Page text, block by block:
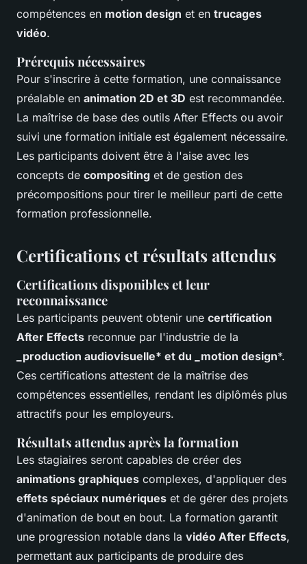
compétences en motion design et en trucages
vidéo.
Prérequis nécessaires
Pour s'inscrire à cette formation, une connaissance
préalable en animation 2D et 3D est recommandée.
La maîtrise de base des outils After Effects ou avoir
suivi une formation initiale est également nécessaire.
Les participants doivent être à l'aise avec les
concepts de compositing et de gestion des
précompositions pour tirer le meilleur parti de cette
formation professionnelle.
Certifications et résultats attendus
Certifications disponibles et leur
reconnaissance
Les participants peuvent obtenir une certification
After Effects reconnue par l'industrie de la
_production audiovisuelle* et du _motion design*.
Ces certifications attestent de la maîtrise des
compétences essentielles, rendant les diplômés plus
attractifs pour les employeurs.
Résultats attendus après la formation
Les stagiaires seront capables de créer des
animations graphiques complexes, d'appliquer des
effets spéciaux numériques et de gérer des projets
d'animation de bout en bout. La formation garantit
une progression notable dans la vidéo After Effects,
permettant aux participants de produire des